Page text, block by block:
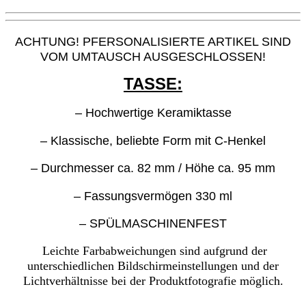
ACHTUNG! PFERSONALISIERTE ARTIKEL SIND
VOM UMTAUSCH AUSGESCHLOSSEN!
TASSE:
– Hochwertige Keramiktasse
– Klassische, beliebte Form mit C-Henkel
– Durchmesser ca. 82 mm / Höhe ca. 95 mm
– Fassungsvermögen 330 ml
– SPÜLMASCHINENFEST
Leichte Farbabweichungen sind aufgrund der
unterschiedlichen Bildschirmeinstellungen und der
Lichtverhältnisse bei der Produktfotografie möglich.